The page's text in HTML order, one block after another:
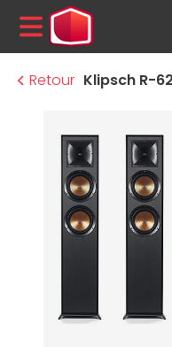
MENU
Retour Klipsch R-